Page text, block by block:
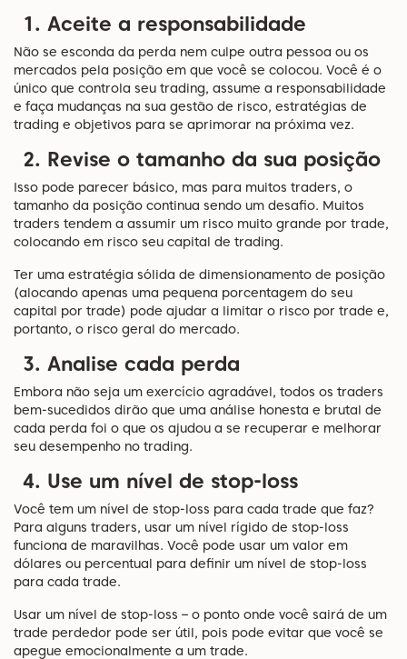
1. Aceite a responsabilidade
Não se esconda da perda nem culpe outra pessoa ou os
mercados pela posição em que você se colocou. Você é o
único que controla seu trading, assume a responsabilidade
e faça mudanças na sua gestão de risco, estratégias de
trading e objetivos para se aprimorar na próxima vez.
2. Revise o tamanho da sua posição
Isso pode parecer básico, mas para muitos traders, o
tamanho da posição continua sendo um desafio. Muitos
traders tendem a assumir um risco muito grande por trade,
colocando em risco seu capital de trading.
Ter uma estratégia sólida de dimensionamento de posição
(alocando apenas uma pequena porcentagem do seu
capital por trade) pode ajudar a limitar o risco por trade e,
portanto, o risco geral do mercado.
3. Analise cada perda
Embora não seja um exercício agradável, todos os traders
bem-sucedidos dirão que uma análise honesta e brutal de
cada perda foi o que os ajudou a se recuperar e melhorar
seu desempenho no trading.
4. Use um nível de stop-loss
Você tem um nível de stop-loss para cada trade que faz?
Para alguns traders, usar um nível rígido de stop-loss
funciona de maravilhas. Você pode usar um valor em
dólares ou percentual para definir um nível de stop-loss
para cada trade.
Usar um nível de stop-loss – o ponto onde você sairá de um
trade perdedor pode ser útil, pois pode evitar que você se
apegue emocionalmente a um trade.